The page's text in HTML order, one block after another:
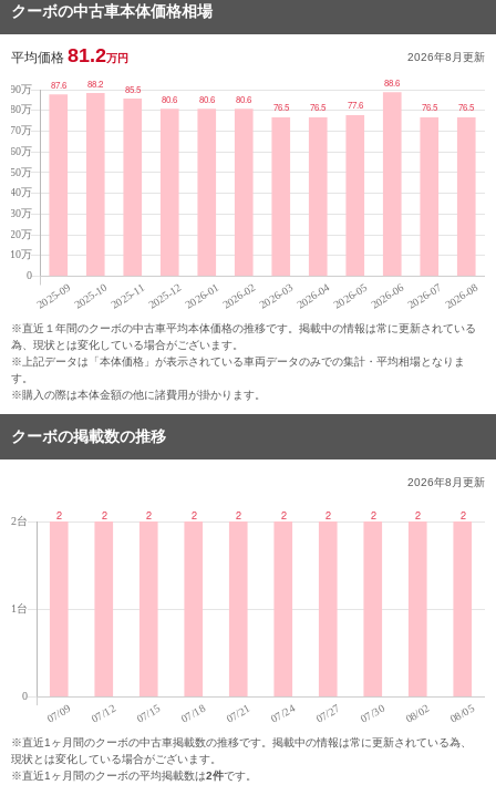
クーボの中古車本体価格相場
平均価格 81.2万円 2026年8月更新
※直近１年間のクーボの中古車平均本体価格の推移です。掲載中の情報は常に更新されている
為、現状とは変化している場合がございます。
※上記データは「本体価格」が表示されている車両データのみでの集計・平均相場となりま
す。
※購入の際は本体金額の他に諸費用が掛かります。
クーボの掲載数の推移
2026年8月更新
※直近1ヶ月間のクーボの中古車掲載数の推移です。掲載中の情報は常に更新されている為、
現状とは変化している場合がございます。
※直近1ヶ月間のクーボの平均掲載数は2件です。